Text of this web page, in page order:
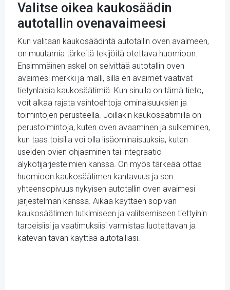
Valitse oikea kaukosäädin
autotallin ovenavaimeesi
Kun valitaan kaukosäädintä autotallin oven avaimeen,
on muutamia tärkeitä tekijöitä otettava huomioon.
Ensimmäinen askel on selvittää autotallin oven
avaimesi merkki ja malli, sillä eri avaimet vaativat
tietynlaisia kaukosäätimiä. Kun sinulla on tämä tieto,
voit alkaa rajata vaihtoehtoja ominaisuuksien ja
toimintojen perusteella. Joillakin kaukosäätimillä on
perustoimintoja, kuten oven avaaminen ja sulkeminen,
kun taas toisilla voi olla lisäominaisuuksia, kuten
useiden ovien ohjaaminen tai integraatio
älykotijärjestelmien kanssa. On myös tärkeää ottaa
huomioon kaukosäätimen kantavuus ja sen
yhteensopivuus nykyisen autotallin oven avaimesi
järjestelmän kanssa. Aikaa käyttäen sopivan
kaukosäätimen tutkimiseen ja valitsemiseen tiettyihin
tarpeisiisi ja vaatimuksiisi varmistaa luotettavan ja
kätevän tavan käyttää autotalliasi.